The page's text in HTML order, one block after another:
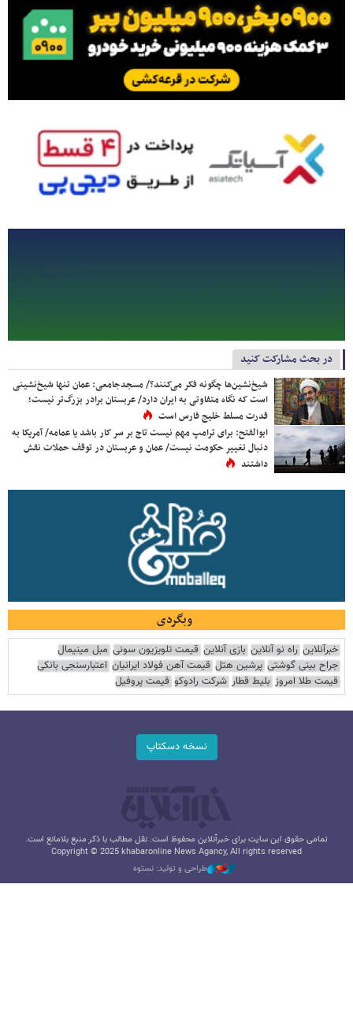
در بحث مشارکت کنید
شیخ‌نشین‌ها چگونه فکر می‌کنند؟/ مسجدجامعی: عمان تنها شیخ‌نشینی
است که نگاه متفاوتی به ایران دارد/ عربستان برادر بزرگ‌تر نیست؛
قدرت مسلط خلیج فارس است
ابوالفتح: برای ترامپ مهم نیست تاج بر سر کار باشد یا عمامه/ آمریکا به
دنبال تغییر حکومت نیست/ عمان و عربستان در توقف حملات نقش
داشتند
وبگردی
خبرآنلاین راه نو آنلاین بازی آنلاین قیمت تلویزیون سونی مبل مینیمال
جراح بینی گوشتی پرشین هتل قیمت آهن فولاد ایرانیان اعتبارسنجی بانکی
قیمت طلا امروز بلیط قطار شرکت رادوکو قیمت پروفیل
نسخه دسکتاپ
تمامی حقوق این سایت برای خبرآنلاین محفوظ است. نقل مطالب با ذکر منبع بلامانع است.
Copyright © 2025 khabaronline News Agancy, All rights reserved
طراحی و تولید: نستوه